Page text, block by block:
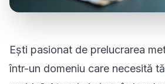
Ești pasionat de prelucrarea
într-un domeniu care necesită